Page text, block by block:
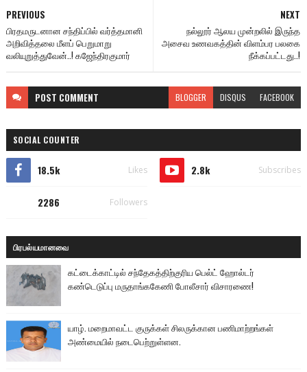
NEXT
நல்லூர் ஆலய முன்றலில் இருந்த
அசைவ உணவகத்தின் விளம்பர பலகை
நீக்கப்பட்டது..!
PREVIOUS
பிரதமருடனான சந்திப்பில் வர்த்தமானி
அறிவித்தலை மீளப் பெறுமாறு
வலியுறுத்துவேன்..! கஜேந்திரகுமார்
POST COMMENT BLOGGER DISQUS FACEBOOK
SOCIAL COUNTER
18.5k Likes 2.8k Subscribes
2286 Followers
பிரபல்யமானவை
கட்டைக்காட்டில் சந்தேகத்திற்குரிய பெல்ட் ஹோல்டர்
கண்டெடுப்பு மருதாங்ககேணி போலீசார் விசாரணை!
யாழ். மறைமாவட்ட குருக்கள் சிலருக்கான பணிமாற்றங்கள்
அண்மையில் நடைபெற்றுள்ளன.